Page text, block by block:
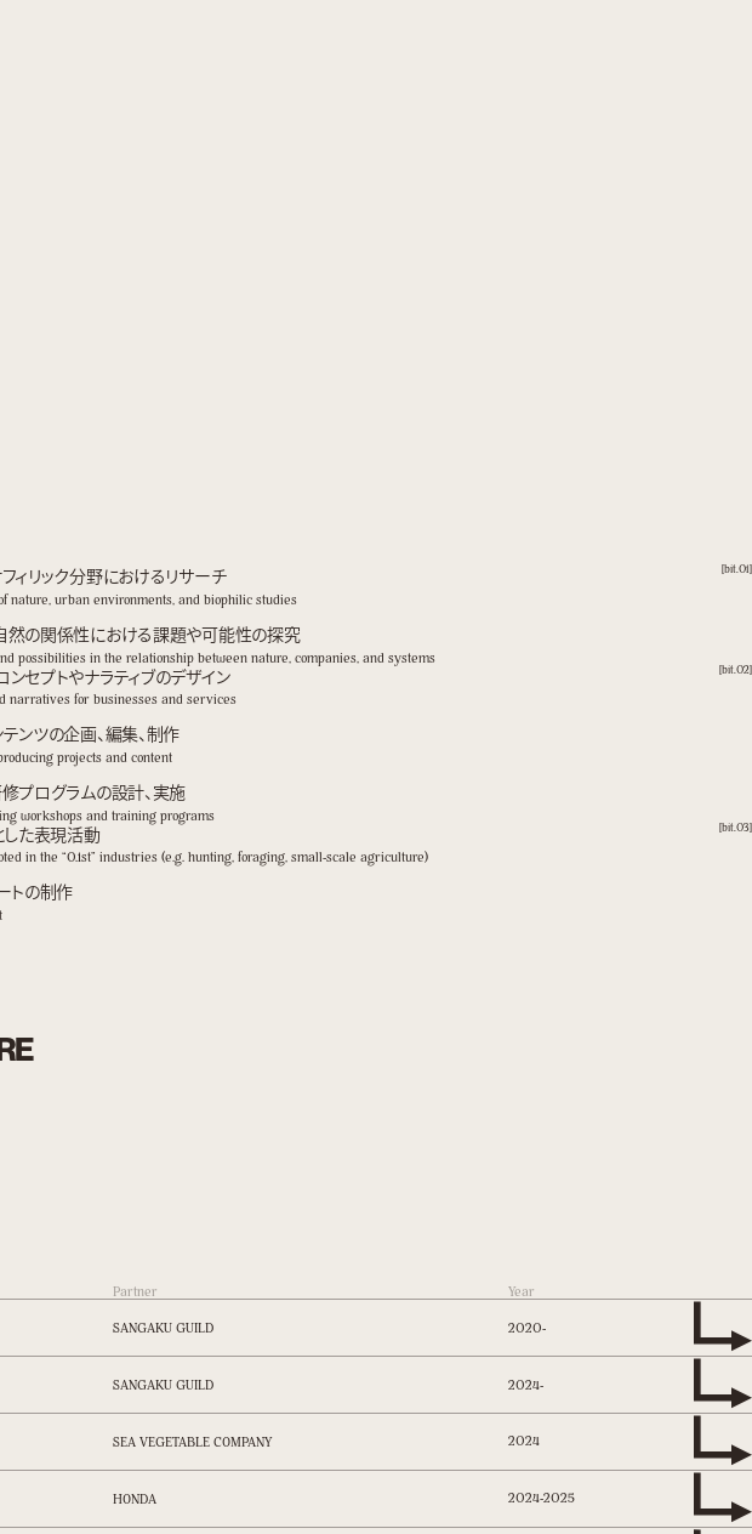
ィリック分野におけるリサーチ
nature, urban environments, and biophilic studies
然の関係性における課題や可能性の探究
possibilities in the relationship between nature, companies, and systems
[bit.01]
セプトやナラティブのデザイン
narratives for businesses and services
ンツの企画、編集、制作
projects and content
プログラムの設計、実施
workshops and training programs
[bit.02]
た表現活動
in the “0.1st” industries (e.g. hunting, foraging, small-scale agriculture)
トの制作
[bit.03]
Partner Year
SANGAKU GUILD 2020-
SANGAKU GUILD 2024-
SEA VEGETABLE COMPANY 2024
HONDA 2024-2025